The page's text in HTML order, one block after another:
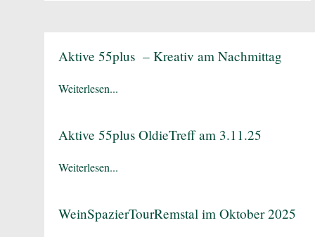
Aktive 55plus – Kreativ am Nachmittag
Weiterlesen...
Aktive 55plus OldieTreff am 3.11.25
Weiterlesen...
WeinSpazierTourRemstal im Oktober 2025